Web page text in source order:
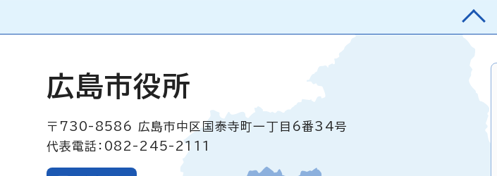
広島市役所
〒730-8586
広島市中区国泰寺町一丁目6番34号
代表電話：082-245-2111